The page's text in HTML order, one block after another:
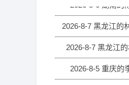
2026-8-7 黑龙江的
2026-8-7 黑龙江
2026-8-5 重庆的
2026-8-4 广西的